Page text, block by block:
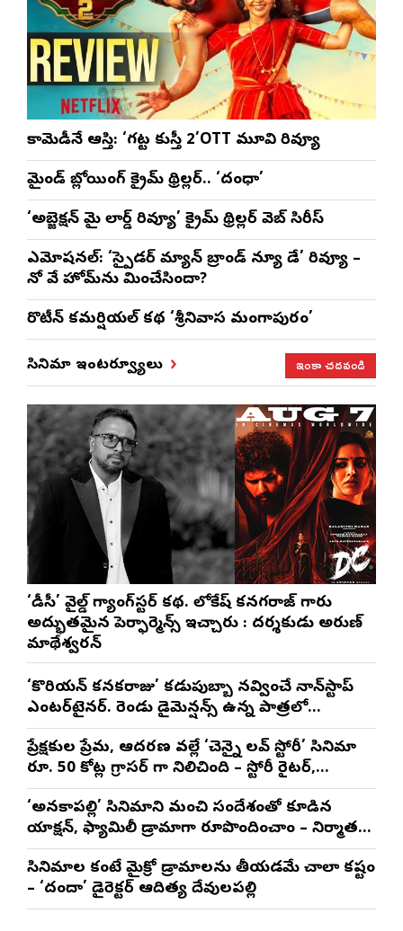
కామెడీనే ఆస్తి: ‘గట్ట కుస్తీ 2’OTT మూవి రివ్యూ
మైండ్ బ్లోయింగ్ క్రైమ్ థ్రిల్లర్.. ‘దంధా’
‘అబ్జెక్ష‌న్ మై లార్డ్ రివ్యూ’ క్రైమ్ థ్రిల్ల‌ర్ వెబ్ సిరీస్
ఎమోష‌న‌ల్‌: ‘స్పైడర్ మ్యాన్ బ్రాండ్ న్యూ డే’ రివ్యూ –
నో వే హోమ్‌ను మించేసిందా?
రొటీన్‌ కమర్షియల్‌ కథ ‘శ్రీనివాస మంగాపురం’
సినిమా ఇంటర్వ్యూలు ఇంకా చదవండి
‘డీసీ’ వైల్డ్ గ్యాంగ్‌స్టర్ కథ. లోకేష్ కనగరాజ్ గారు
అద్భుతమైన పెర్ఫార్మెన్స్ ఇచ్చారు : దర్శకుడు అరుణ్
మాథేశ్వరన్
‘కొరియన్ కనకరాజు’ కడుపుబ్బా నవ్వించే నాన్‌స్టాప్
ఎంటర్‌టైనర్. రెండు డైమెన్షన్స్ ఉన్న పాత్రలో
నటించడం చాలా సంతృప్తినిచ్చింది : వరుణ్ తేజ్
ప్రేక్షకుల ప్రేమ, ఆదరణ వల్లే ‘చెన్నై లవ్ స్టోరీ’ సినిమా
రూ. 50 కోట్ల గ్రాసర్ గా నిలిచింది – స్టోరీ రైటర్,
ప్రొడ్యూసర్ సాయి రాజేష్
‘అనకాపల్లి’ సినిమాని మంచి సందేశంతో కూడిన
యాక్షన్, ఫ్యామిలీ డ్రామాగా రూపొందించాం – నిర్మాతలు
త్రినాథరావు నక్కిన, కాండ్రేగుల నాయుడు
సినిమాల కంటే మైక్రో డ్రామాలను తీయడమే చాలా కష్టం
– ‘దందా’ డైరెక్ట‌ర్ ఆదిత్య దేవులపల్లి